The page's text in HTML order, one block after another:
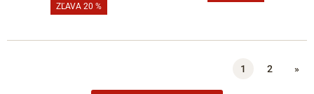
ZĽAVA 20 %
1 2 »